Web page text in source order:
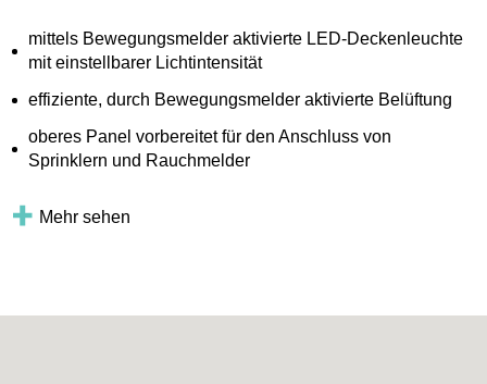
mittels Bewegungsmelder aktivierte LED-Deckenleuchte
mit einstellbarer Lichtintensität
effiziente, durch Bewegungsmelder aktivierte Belüftung
oberes Panel vorbereitet für den Anschluss von
Sprinklern und Rauchmelder
Mehr sehen